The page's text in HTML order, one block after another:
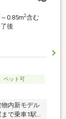
～0.85m2含む
後
ペット可
内新モデル
で乗車1駅4